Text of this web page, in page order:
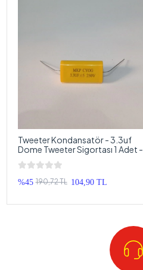
Tweeter Kondansatör - 3.3uf
Dome Tweeter Sigortası 1 Adet -
Bütün Markalarla Uyumlu
%45 190,72 TL 104,90 TL